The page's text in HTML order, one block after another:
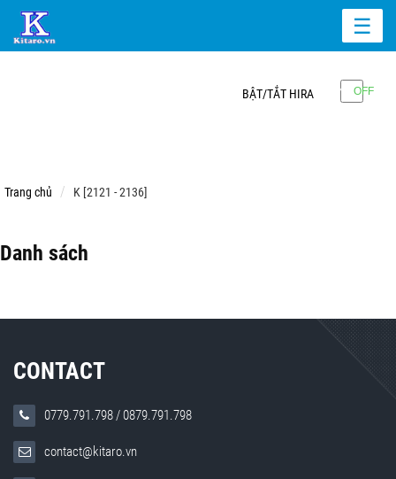
☰
BẬT/TẮT HIRA
Trang chủ K [2121 - 2136]
Danh sách
CONTACT
0779.791.798/0879.791.798
contact@kitaro.vn